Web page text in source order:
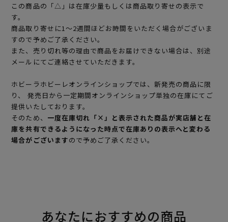
この商品の「△」は在庫少量もしくは商品取り寄せの表示で
す。
商品取り寄せに1～2週間ほどお時間をいただく場合がございま
すので予めご了承ください。
また、売り切れ等の理由で商品をお届けできない場合は、別途
メールにてご連絡させていただきます。
ホビーラホビーレオンラインショップでは、新発売の商品に限
り、 発売日から一定期間オンラインショップ単独の在庫にてご
提供いたしております。
そのため、 一度在庫切れ「×」と表示された商品が実店舗と在
庫を共有できるようになった時点で在庫ありの表示へと変わる
場合がございますので予めご了承ください。
あなたにおすすめの商品